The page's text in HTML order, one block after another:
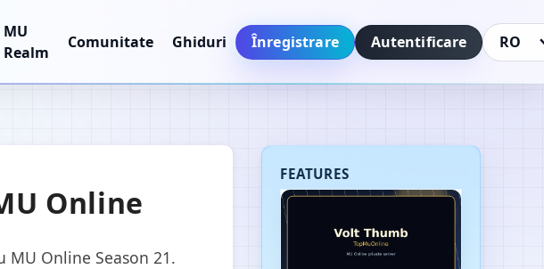
MU
Realm
Comunitate Ghiduri Înregistrare Autentificare
Online
MU Online Season 21.
FEATURES